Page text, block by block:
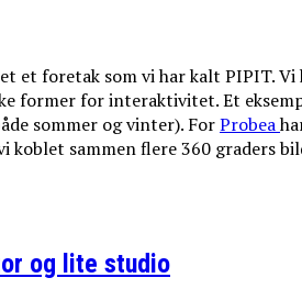
et foretak som vi har kalt PIPIT.
former for interaktivitet. Et
sommer og vinter). ForProbea
koblet sammen flere 360 graders
og lite studio